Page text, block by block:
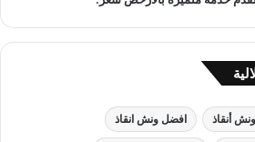
أنقاذ افضل ونش انقاذ